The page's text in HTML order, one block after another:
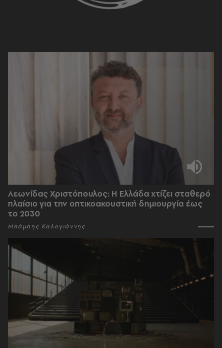
Λεωνίδας Χριστόπουλος: Η Ελλάδα χτίζει σταθερό
πλαίσιο για την οπτικοακουστική δημιουργία έως
το 2030
Μπάμπης Καλογιάννης